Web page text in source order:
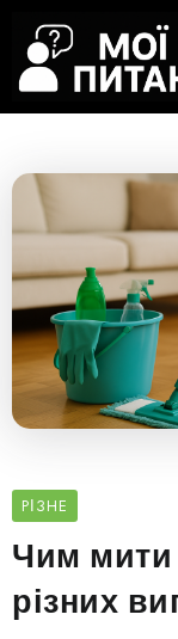
РІЗНЕ
Чим мити
різних